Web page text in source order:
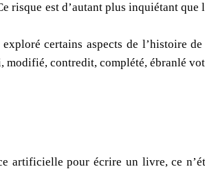
risque est d’autant plus inquiétant
certains aspects de l’histoire
contredit, complété, ébranlé
artificielle pour écrire un livre, ce